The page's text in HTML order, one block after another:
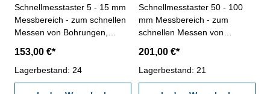
Schnellmesstaster 5 - 15 mm
Messbereich - zum schnellen
Messen von Bohrungen,
mit Digital-Messuhr IP 65-
Ablesung 0,002 mm- Anzeige
mit Laufbalken- mm/inch,
153,00 €*
Lagerbestand: 24
Schnellmesstaster 50 - 100
mm Messbereich - zum
schnellen Messen von
Kugelspitzen- mit Digital-
Messuhr IP 65- Ablesung 0,01
mm- Anzeige mit Laufbalken-
201,00 €*
Lagerbestand: 21